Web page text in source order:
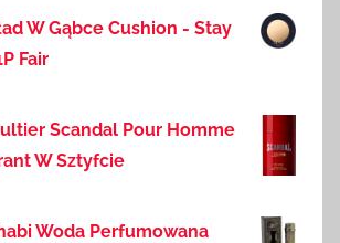
W Gąbce Cushion - Stay
Fair
Scandal Pour Homme
W Sztyfcie
Woda Perfumowana